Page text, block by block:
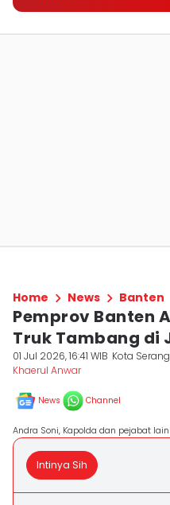
Home News Banten
Pemprov Banten
Truk Tambang di
01 Jul 2026, 16:41 WIB Kota Serang
Khaerul Anwar
News Channel
Andra Soni, Kapolda dan pejabat
Intinya Sih